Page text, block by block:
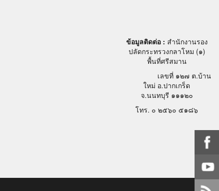
ข้อมูลติดต่อ : สำนักงานรอง
ปลัดกระทรวงกลาโหม (๑)
พื้นที่ศรีสมาน
เลขที่ ๑๒๗ ต.บ้าน
ใหม่ อ.ปากเกร็ด
จ.นนทบุรี ๑๑๑๒๐
โทร. ๐ ๒๕๖๐ ๕๑๘๖